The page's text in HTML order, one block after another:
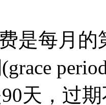
每月的
天，过